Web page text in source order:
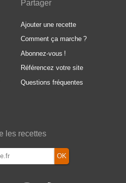
Partager
Ajouter une recette
Comment ça marche ?
Abonnez-vous !
Référencez votre site
Questions fréquentes
les recettes
OK